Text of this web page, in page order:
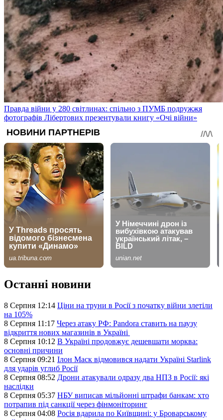
Правда війни у 280 світлинах: спільно з ПУМБ подружжя
фотографів Лібертових презентували книгу «Очі війни»
Останні новини
8 Серпня 12:14 Ціни на труни в Росії з початку війни злетіли
на 105%
8 Серпня 11:17 Через атаку РФ: Pandora ставить на паузу
відкриття нових магазинів в Україні
8 Серпня 10:12 В Україні продовжує дешевшати морква:
основні причини
8 Серпня 09:21 Ілон Маск відмовився надати Україні Starlink
для ударів углиб Росії
8 Серпня 08:52 Дрони атакували одразу два НПЗ в Росії: які
наслідки
8 Серпня 05:37 НБУ виписав мільйонні штрафи банкам: хто
потрапив під санкції через фінмоніторинг
8 Серпня 04:08 Росія вдарила по Київщині: у Броварському